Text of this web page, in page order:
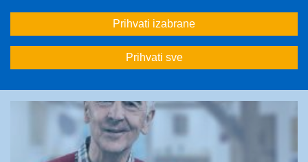
<< < 1 2 3 > >>
Prihvati izabrane
Prihvati sve